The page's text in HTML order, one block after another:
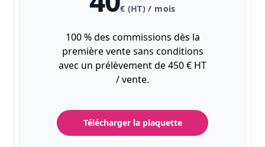
€ (HT) / mois
100 % des commissions dès la
première vente sans conditions
avec un prélèvement de 450 € HT
/ vente.
Télécharger la plaquette